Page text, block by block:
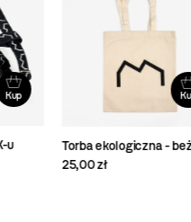
Kup
Torba ekologiczna - beżowa
25,00 zł